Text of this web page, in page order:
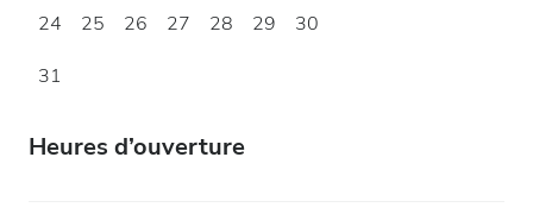
24
25 26 27 28 29
30
31
Heures d’ouverture